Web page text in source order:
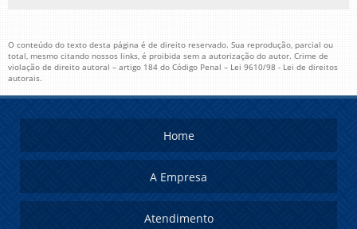
O conteúdo do texto desta página é de direito reservado. Sua reprodução, parcial ou
total, mesmo citando nossos links, é proibida sem a autorização do autor. Crime de
violação de direito autoral – artigo 184 do Código Penal – Lei 9610/98 - Lei de direitos
autorais.
Home
A Empresa
Atendimento